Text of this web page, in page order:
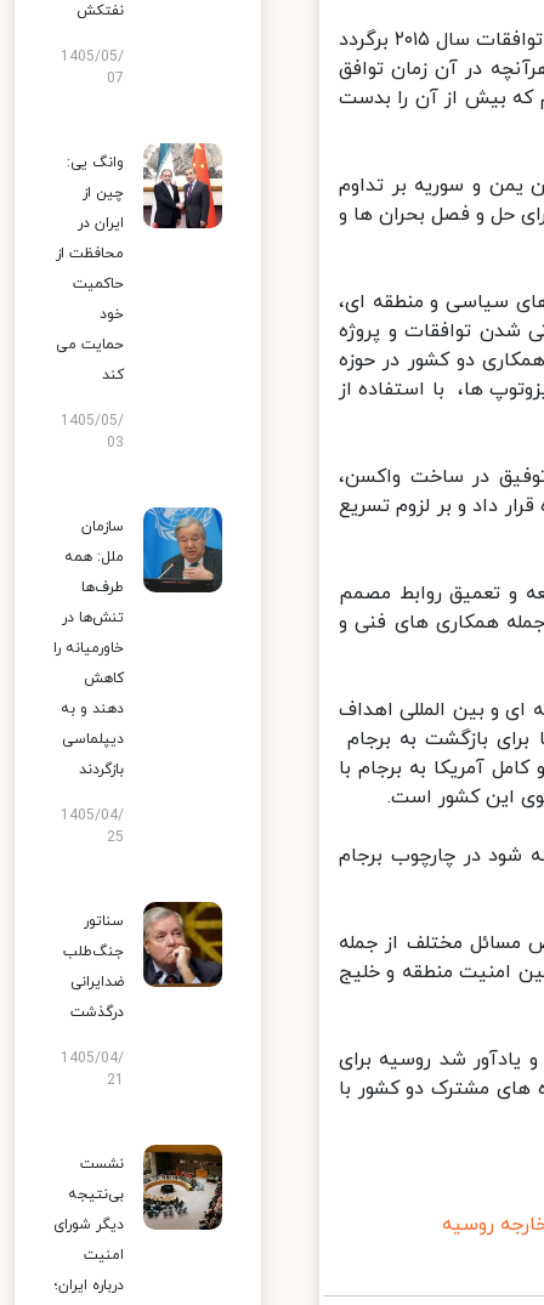
رییس جمهوری تاکید کرد: ما در واقع می خواهیم فضا و روابط به تعهدات و توافقات سال ۲۰۱۵ برگردد
در آن زمان توافق
که بیش از آن را بدست
و سوریه بر تداوم
حل و فصل بحران ها و
سیاسی و منطقه ای،
توافقات و پروژه
دو کشور در حوزه
ها، با استفاده از
در ساخت واکسن،
داد و بر لزوم تسریع
و تعمیق روابط مصمم
همکاری های فنی و
و بین المللی اهداف
بازگشت به برجام
آمریکا به برجام با
شود در چارچوب برجام
مسائل مختلف از جمله
امنیت منطقه و خلیج
شد روسیه برای
مشترک دو کشور با
روسیه
نفتکش
1405/05/
07
وانگ یی:
چین از
ایران در
محافظت از
حاکمیت
خود
حمایت می
کند
1405/05/
03
سازمان
ملل: همه
طرف‌ها
تنش‌ها در
خاورمیانه را
کاهش
دهند و به
دیپلماسی
بازگردند
1405/04/
25
سناتور
جنگ‌طلب
ضدایرانی
درگذشت
1405/04/
نشست
بی‌نتیجه
دیگر شورای
امنیت
درباره ایران؛